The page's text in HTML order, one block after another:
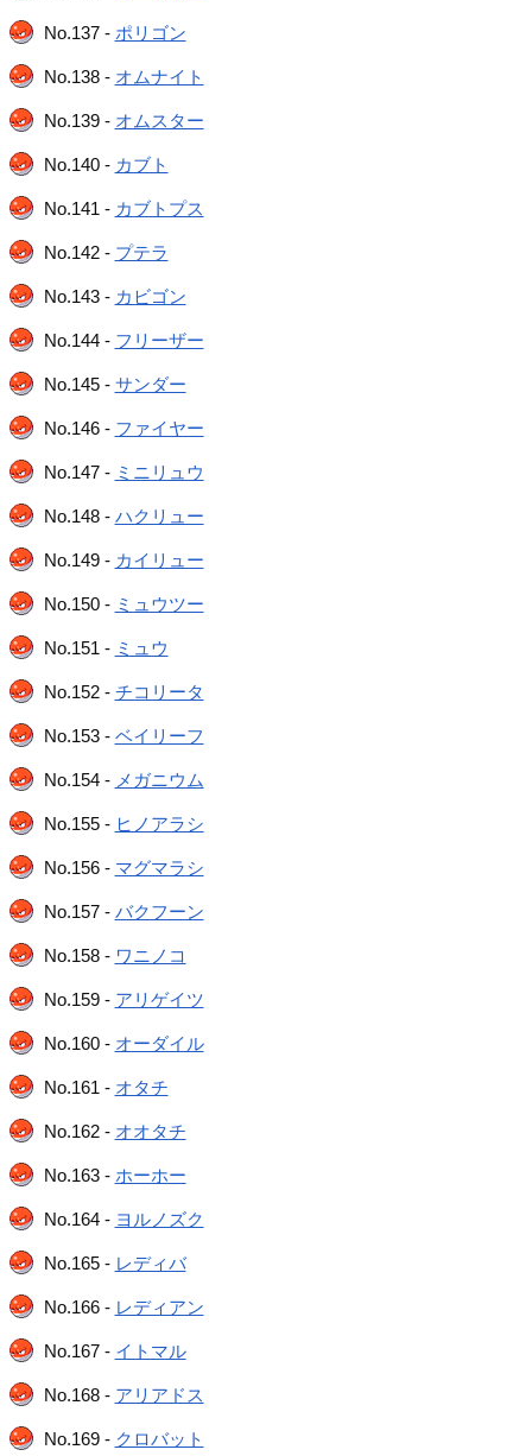
No.137 - ポリゴン
No.138 - オムナイト
No.139 - オムスター
No.140 - カブト
No.141 - カブトプス
No.142 - プテラ
No.143 - カビゴン
No.144 - フリーザー
No.145 - サンダー
No.146 - ファイヤー
No.147 - ミニリュウ
No.148 - ハクリュー
No.149 - カイリュー
No.150 - ミュウツー
No.151 - ミュウ
No.152 - チコリータ
No.153 - ベイリーフ
No.154 - メガニウム
No.155 - ヒノアラシ
No.156 - マグマラシ
No.157 - バクフーン
No.158 - ワニノコ
No.159 - アリゲイツ
No.160 - オーダイル
No.161 - オタチ
No.162 - オオタチ
No.163 - ホーホー
No.164 - ヨルノズク
No.165 - レディバ
No.166 - レディアン
No.167 - イトマル
No.168 - アリアドス
No.169 - クロバット